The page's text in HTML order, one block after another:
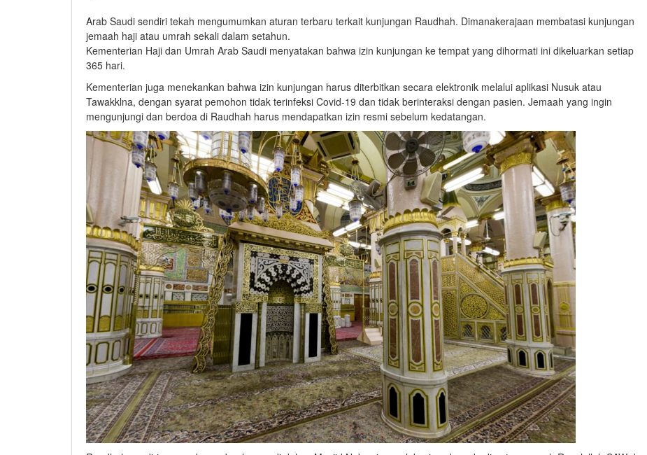
Arab Saudi sendiri tekah mengumumkan aturan terbaru terkait kunjungan Raudhah. Dimanakerajaan membatasi kunjungan
jemaah haji atau umrah sekali dalam setahun.
Kementerian Haji dan Umrah Arab Saudi menyatakan bahwa izin kunjungan ke tempat yang dihormati ini dikeluarkan setiap
365 hari.
Kementerian juga menekankan bahwa izin kunjungan harus diterbitkan secara elektronik melalui aplikasi Nusuk atau
Tawakklna, dengan syarat pemohon tidak terinfeksi Covid-19 dan tidak berinteraksi dengan pasien. Jemaah yang ingin
mengunjungi dan berdoa di Raudhah harus mendapatkan izin resmi sebelum kedatangan.